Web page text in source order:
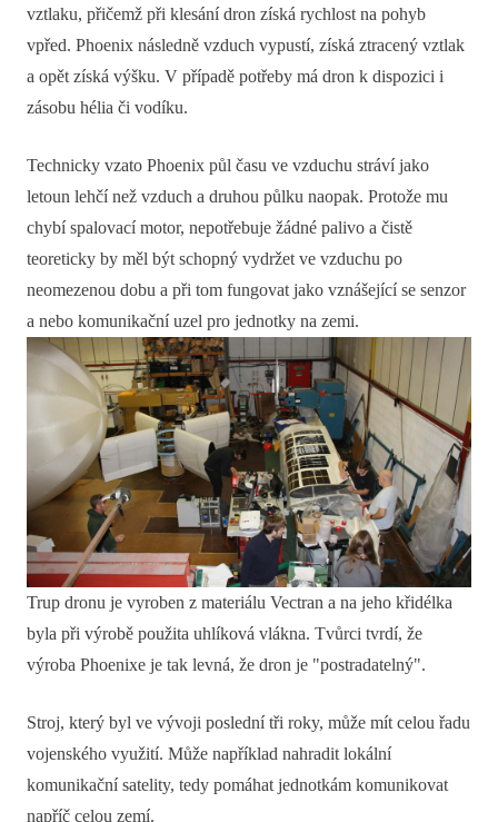
vztlaku, přičemž při klesání dron získá rychlost na pohyb
vpřed. Phoenix následně vzduch vypustí, získá ztracený vztlak
a opět získá výšku. V případě potřeby má dron k dispozici i
zásobu hélia či vodíku.
Technicky vzato Phoenix půl času ve vzduchu stráví jako
letoun lehčí než vzduch a druhou půlku naopak. Protože mu
chybí spalovací motor, nepotřebuje žádné palivo a čistě
teoreticky by měl být schopný vydržet ve vzduchu po
neomezenou dobu a při tom fungovat jako vznášející se senzor
a nebo komunikační uzel pro jednotky na zemi.
Trup dronu je vyroben z materiálu Vectran a na jeho křidélka
byla při výrobě použita uhlíková vlákna. Tvůrci tvrdí, že
výroba Phoenixe je tak levná, že dron je "postradatelný".
Stroj, který byl ve vývoji poslední tři roky, může mít celou řadu
vojenského využití. Může například nahradit lokální
komunikační satelity, tedy pomáhat jednotkám komunikovat
napříč celou zemí.